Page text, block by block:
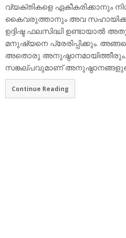
വ്യക്തികളെ ഏകീകരിക്കാനും
കൈവരുത്താനും അവ
ഉദ്ദിഷ്ട ഫലസിദ്ധി ഉണ്ടായാല്‍
മനുഷ്യനെ പ്രേരിപ്പിക്കും.
അതൊരു
സങ്കല്പവുമാണ്
Continue Reading